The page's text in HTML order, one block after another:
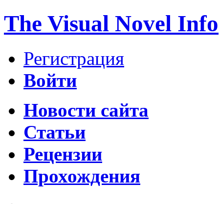
The Visual Novel Info
Регистрация
Войти
Новости сайта
Статьи
Рецензии
Прохождения